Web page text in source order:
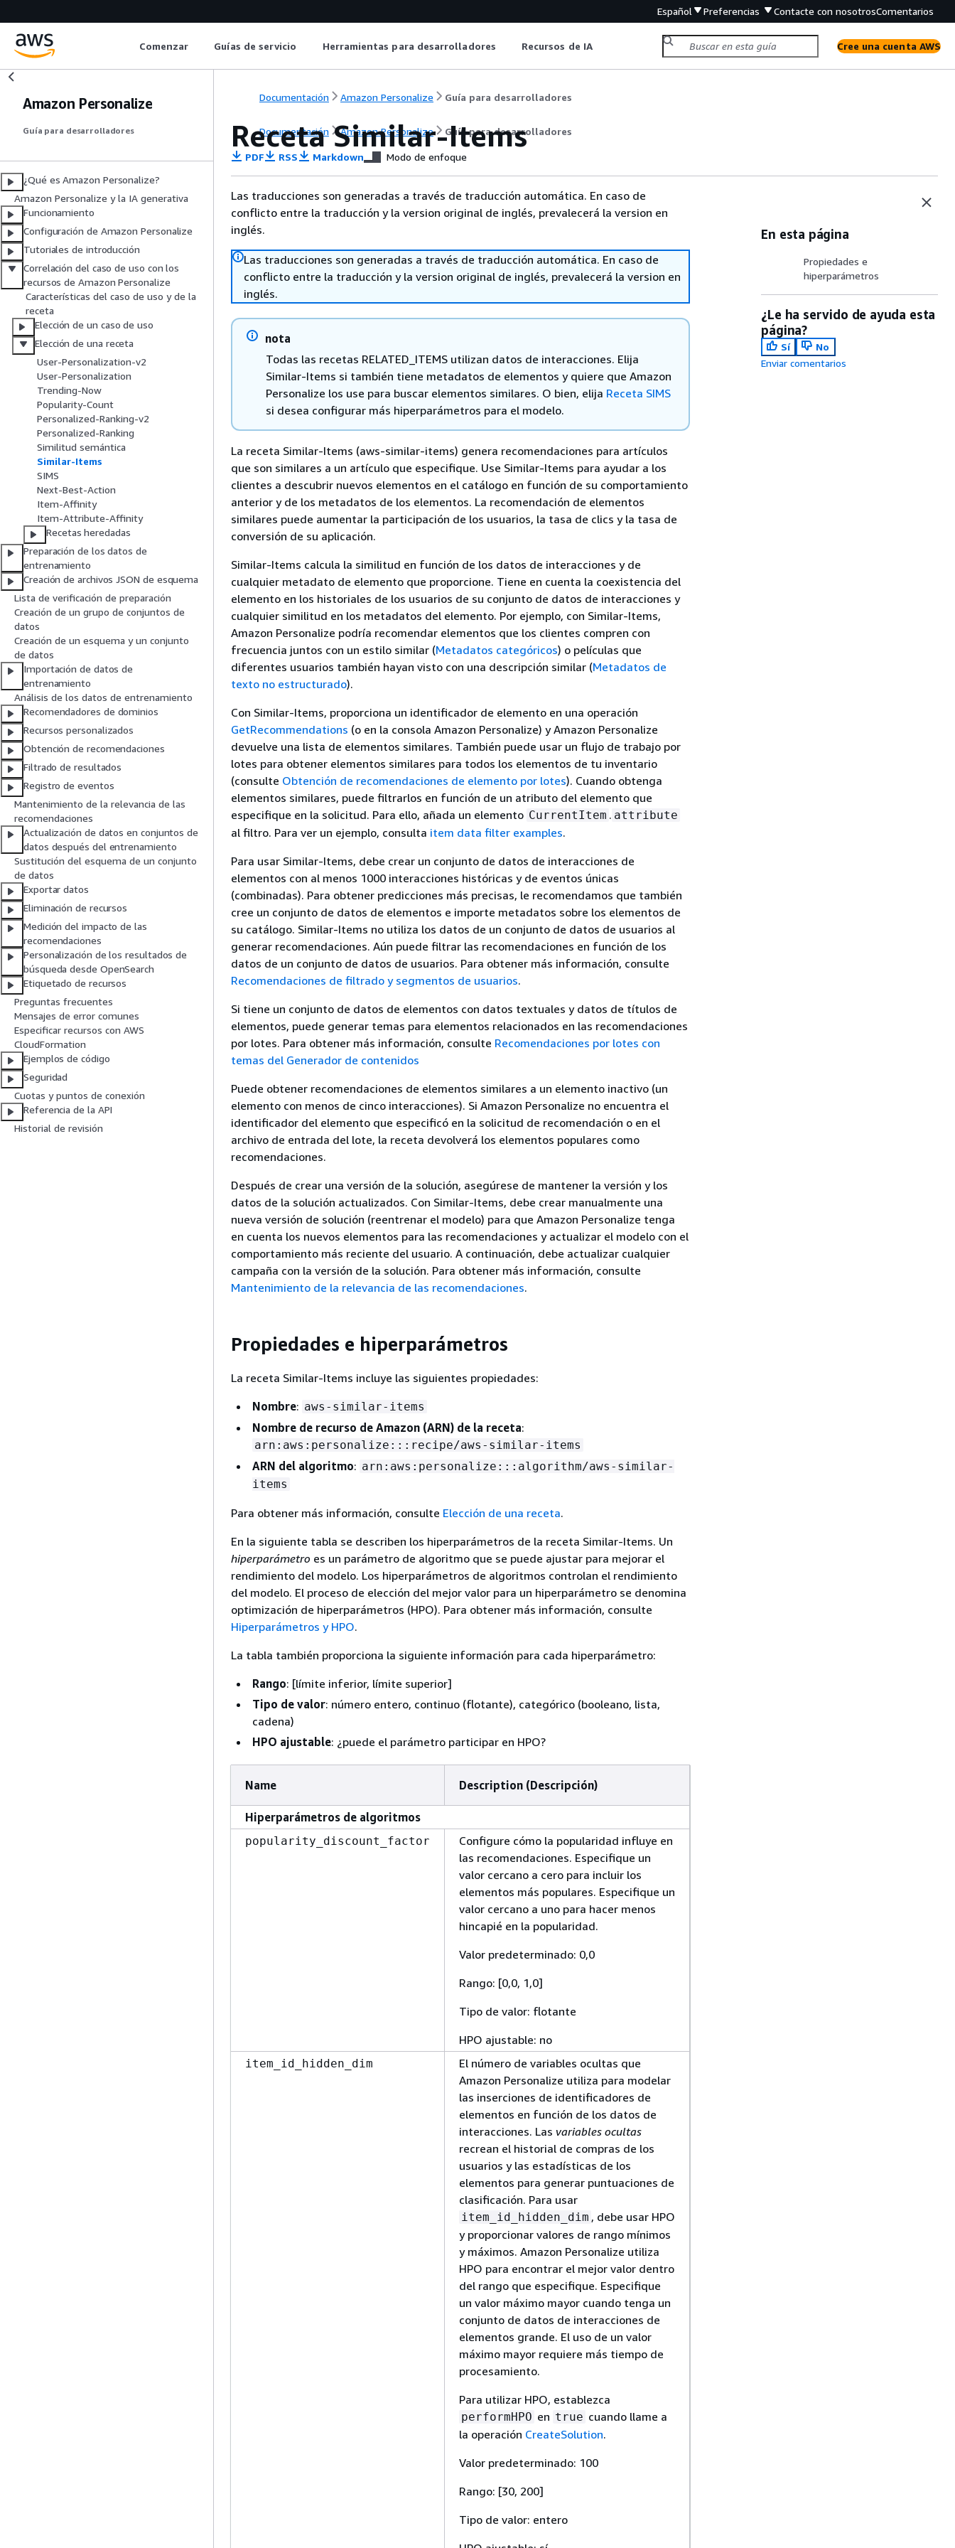
Español Preferencias Contacte con nosotrosComentarios
Comenzar Guías de servicio Herramientas para desarrolladores Recursos de IA Cree una cuenta AWS
Amazon Personalize
Guía para desarrolladores
¿Qué es Amazon Personalize?
Amazon Personalize y la IA generativa
Funcionamiento
Configuración de Amazon Personalize
Tutoriales de introducción
Correlación del caso de uso con los
recursos de Amazon Personalize
Características del caso de uso y de la
receta
Elección de un caso de uso
Elección de una receta
User-Personalization-v2
User-Personalization
Trending-Now
Popularity-Count
Personalized-Ranking-v2
Personalized-Ranking
Similitud semántica
Similar-Items
SIMS
Next-Best-Action
Item-Affinity
Item-Attribute-Affinity
Recetas heredadas
Preparación de los datos de
entrenamiento
Creación de archivos JSON de esquema
Lista de verificación de preparación
Creación de un grupo de conjuntos de
datos
Creación de un esquema y un conjunto
de datos
Importación de datos de
entrenamiento
Análisis de los datos de entrenamiento
Recomendadores de dominios
Recursos personalizados
Obtención de recomendaciones
Filtrado de resultados
Registro de eventos
Mantenimiento de la relevancia de las
recomendaciones
Actualización de datos en conjuntos de
datos después del entrenamiento
Sustitución del esquema de un conjunto
de datos
Exportar datos
Eliminación de recursos
Medición del impacto de las
recomendaciones
Personalización de los resultados de
búsqueda desde OpenSearch
Etiquetado de recursos
Preguntas frecuentes
Mensajes de error comunes
Especificar recursos con AWS
CloudFormation
Ejemplos de código
Seguridad
Cuotas y puntos de conexión
Referencia de la API
Historial de revisión
Documentación Amazon Personalize Guía para desarrolladores
Documentación Amazon Personalize Guía para desarrolladores
Receta Similar-Items
PDF RSS Markdown Modo de enfoque
Las traducciones son generadas a través de traducción automática. En caso de
conflicto entre la traducción y la version original de inglés, prevalecerá la version en
inglés.
Las traducciones son generadas a través de traducción automática. En caso de
conflicto entre la traducción y la version original de inglés, prevalecerá la version en
inglés.
nota
Todas las recetas RELATED_ITEMS utilizan datos de interacciones. Elija
Similar-Items si también tiene metadatos de elementos y quiere que Amazon
Personalize los use para buscar elementos similares. O bien, elija Receta SIMS
si desea configurar más hiperparámetros para el modelo.
La receta Similar-Items (aws-similar-items) genera recomendaciones para artículos
que son similares a un artículo que especifique. Use Similar-Items para ayudar a los
clientes a descubrir nuevos elementos en el catálogo en función de su comportamiento
anterior y de los metadatos de los elementos. La recomendación de elementos
similares puede aumentar la participación de los usuarios, la tasa de clics y la tasa de
conversión de su aplicación.
Similar-Items calcula la similitud en función de los datos de interacciones y de
cualquier metadato de elemento que proporcione. Tiene en cuenta la coexistencia del
elemento en los historiales de los usuarios de su conjunto de datos de interacciones y
cualquier similitud en los metadatos del elemento. Por ejemplo, con Similar-Items,
Amazon Personalize podría recomendar elementos que los clientes compren con
frecuencia juntos con un estilo similar (Metadatos categóricos) o películas que
diferentes usuarios también hayan visto con una descripción similar (Metadatos de
texto no estructurado).
Con Similar-Items, proporciona un identificador de elemento en una operación
GetRecommendations (o en la consola Amazon Personalize) y Amazon Personalize
devuelve una lista de elementos similares. También puede usar un flujo de trabajo por
lotes para obtener elementos similares para todos los elementos de tu inventario
(consulte Obtención de recomendaciones de elemento por lotes). Cuando obtenga
elementos similares, puede filtrarlos en función de un atributo del elemento que
especifique en la solicitud. Para ello, añada un elemento CurrentItem . attribute
al filtro. Para ver un ejemplo, consulta item data filter examples.
Para usar Similar-Items, debe crear un conjunto de datos de interacciones de
elementos con al menos 1000 interacciones históricas y de eventos únicas
(combinadas). Para obtener predicciones más precisas, le recomendamos que también
cree un conjunto de datos de elementos e importe metadatos sobre los elementos de
su catálogo. Similar-Items no utiliza los datos de un conjunto de datos de usuarios al
generar recomendaciones. Aún puede filtrar las recomendaciones en función de los
datos de un conjunto de datos de usuarios. Para obtener más información, consulte
Recomendaciones de filtrado y segmentos de usuarios.
Si tiene un conjunto de datos de elementos con datos textuales y datos de títulos de
elementos, puede generar temas para elementos relacionados en las recomendaciones
por lotes. Para obtener más información, consulte Recomendaciones por lotes con
temas del Generador de contenidos
Puede obtener recomendaciones de elementos similares a un elemento inactivo (un
elemento con menos de cinco interacciones). Si Amazon Personalize no encuentra el
identificador del elemento que especificó en la solicitud de recomendación o en el
archivo de entrada del lote, la receta devolverá los elementos populares como
recomendaciones.
Después de crear una versión de la solución, asegúrese de mantener la versión y los
datos de la solución actualizados. Con Similar-Items, debe crear manualmente una
nueva versión de solución (reentrenar el modelo) para que Amazon Personalize tenga
en cuenta los nuevos elementos para las recomendaciones y actualizar el modelo con el
comportamiento más reciente del usuario. A continuación, debe actualizar cualquier
campaña con la versión de la solución. Para obtener más información, consulte
Mantenimiento de la relevancia de las recomendaciones.
Propiedades e hiperparámetros
La receta Similar-Items incluye las siguientes propiedades:
Nombre: aws-similar-items
Nombre de recurso de Amazon (ARN) de la receta:
arn:aws:personalize:::recipe/aws-similar-items
ARN del algoritmo: arn:aws:personalize:::algorithm/aws-similar-
items
Para obtener más información, consulte Elección de una receta.
En la siguiente tabla se describen los hiperparámetros de la receta Similar-Items. Un
hiperparámetro es un parámetro de algoritmo que se puede ajustar para mejorar el
rendimiento del modelo. Los hiperparámetros de algoritmos controlan el rendimiento
del modelo. El proceso de elección del mejor valor para un hiperparámetro se denomina
optimización de hiperparámetros (HPO). Para obtener más información, consulte
Hiperparámetros y HPO.
La tabla también proporciona la siguiente información para cada hiperparámetro:
Rango: [límite inferior, límite superior]
Tipo de valor: número entero, continuo (flotante), categórico (booleano, lista,
cadena)
HPO ajustable: ¿puede el parámetro participar en HPO?
Name Description (Descripción)
Hiperparámetros de algoritmos
popularity_discount_factor
Configure cómo la popularidad influye en
las recomendaciones. Especifique un
valor cercano a cero para incluir los
elementos más populares. Especifique un
valor cercano a uno para hacer menos
hincapié en la popularidad.
Valor predeterminado: 0,0
Rango: [0,0, 1,0]
Tipo de valor: flotante
HPO ajustable: no
item_id_hidden_dim
El número de variables ocultas que
Amazon Personalize utiliza para modelar
las inserciones de identificadores de
elementos en función de los datos de
interacciones. Las variables ocultas
recrean el historial de compras de los
usuarios y las estadísticas de los
elementos para generar puntuaciones de
clasificación. Para usar
item_id_hidden_dim , debe usar HPO
y proporcionar valores de rango mínimos
y máximos. Amazon Personalize utiliza
HPO para encontrar el mejor valor dentro
del rango que especifique. Especifique
un valor máximo mayor cuando tenga un
conjunto de datos de interacciones de
elementos grande. El uso de un valor
máximo mayor requiere más tiempo de
procesamiento.
Para utilizar HPO, establezca
performHPO en true cuando llame a
la operación CreateSolution.
Valor predeterminado: 100
Rango: [30, 200]
Tipo de valor: entero
En esta página
Propiedades e
hiperparámetros
¿Le ha servido de ayuda esta
página?
Sí
No
Enviar comentarios